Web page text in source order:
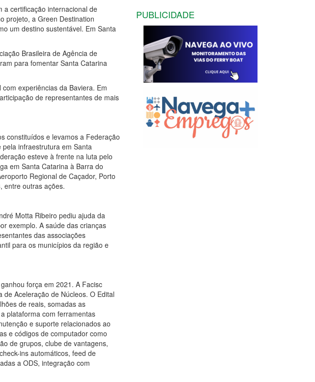
a certificação internacional de
projeto, a Green Destination
um destino sustentável. Em Santa
Brasileira de Agência de
para fomentar Santa Catarina
experiências da Baviera. Em
de representantes de mais
constituídos e levamos a Federação
infraestrutura em Santa
esteve à frente na luta pelo
em Santa Catarina à Barra do
Regional de Caçador, Porto
entre outras ações.
Motta Ribeiro pediu ajuda da
exemplo. A saúde das crianças
das associações
para os municípios da região e
força em 2021. A Facisc
Aceleração de Núcleos. O Edital
de reais, somadas as
plataforma com ferramentas
e suporte relacionados ao
e códigos de computador como
de grupos, clube de vantagens,
ins automáticos, feed de
a ODS, integração com
PUBLICIDADE